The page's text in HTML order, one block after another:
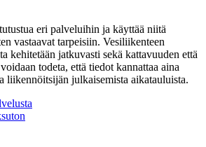
eri palveluihin ja käyttää niitä
vastaavat tarpeisiin. Vesiliikenteen
kehitetään jatkuvasti sekä kattavuuden että
todeta, että tiedot kannattaa aina
liikennöitsijän julkaisemista aikatauluista.